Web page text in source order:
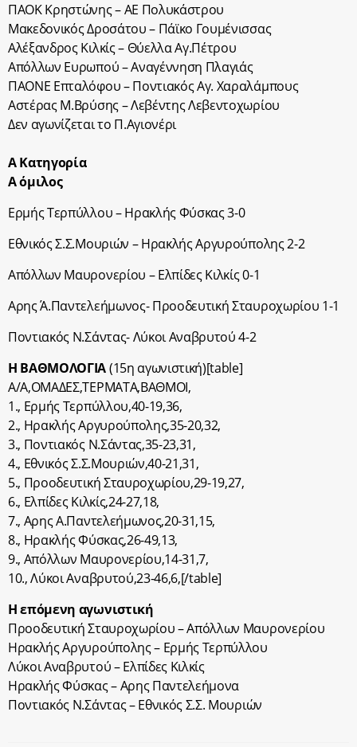
ΠΑΟΚ Κρηστώνης – ΑΕ Πολυκάστρου
Μακεδονικός Δροσάτου – Πάϊκο Γουμένισσας
Αλέξανδρος Κιλκίς – Θύελλα Αγ.Πέτρου
Απόλλων Ευρωπού – Αναγέννηση Πλαγιάς
ΠΑΟΝΕ Επταλόφου – Ποντιακός Αγ. Χαραλάμπους
Αστέρας Μ.Βρύσης – Λεβέντης Λεβεντοχωρίου
Δεν αγωνίζεται το Π.Αγιονέρι
Α Κατηγορία
Α όμιλος
Ερμής Τερπύλλου – Ηρακλής Φύσκας 3-0
Εθνικός Σ.Σ.Μουριών – Ηρακλής Αργυρούπολης 2-2
Απόλλων Μαυρονερίου – Ελπίδες Κιλκίς 0-1
Αρης Ά.Παντελεήμωνος- Προοδευτική Σταυροχωρίου 1-1
Ποντιακός Ν.Σάντας- Λύκοι Αναβρυτού 4-2
Η ΒΑΘΜΟΛΟΓΙΑ(15η αγωνιστική)[table]
Α/Α,ΟΜΑΔΕΣ,ΤΕΡΜΑΤΑ,BΑΘΜΟΙ,
1., Ερμής Τερπύλλου,40-19,36,
2., Ηρακλής Αργυρούπολης,35-20,32,
3., Ποντιακός Ν.Σάντας,35-23,31,
4., Εθνικός Σ.Σ.Μουριών,40-21,31,
5., Προοδευτική Σταυροχωρίου,29-19,27,
6., Ελπίδες Κιλκίς,24-27,18,
7., Αρης Α.Παντελεήμωνος,20-31,15,
8., Ηρακλής Φύσκας,26-49,13,
9., Απόλλων Μαυρονερίου,14-31,7,
10., Λύκοι Αναβρυτού,23-46,6,[/table]
Η επόμενη αγωνιστική
Προοδευτική Σταυροχωρίου – Απόλλων Μαυρονερίου
Ηρακλής Αργυρούπολης – Ερμής Τερπύλλου
Λύκοι Αναβρυτού – Ελπίδες Κιλκίς
Ηρακλής Φύσκας – Αρης Παντελεήμονα
Ποντιακός Ν.Σάντας – Εθνικός Σ.Σ. Μουριών